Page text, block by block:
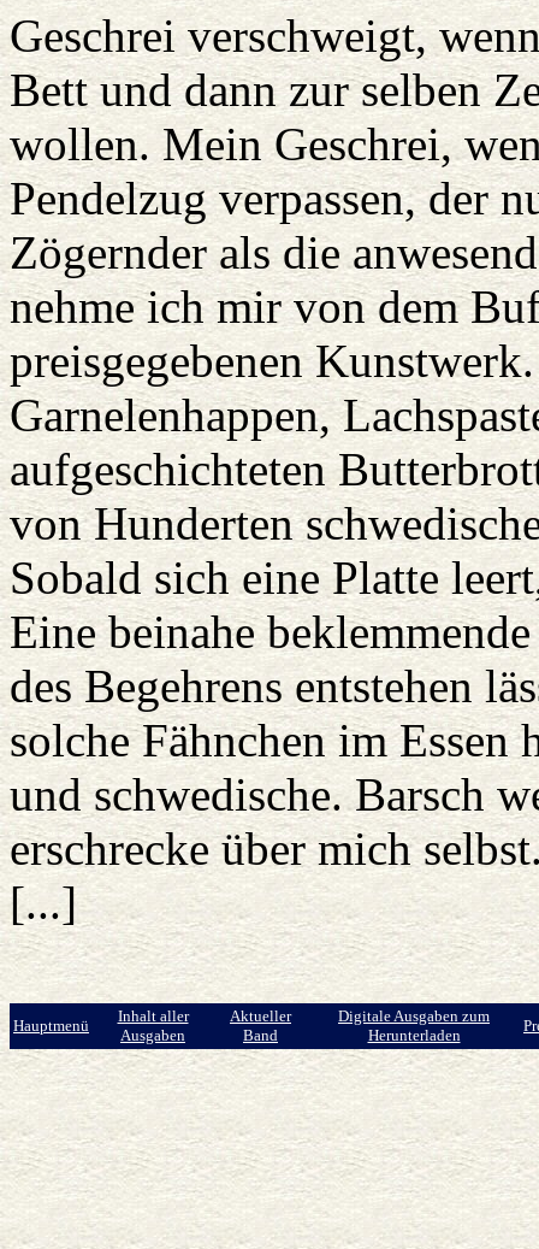
Geschrei verschweigt,
Bett und dann zur selben
wollen. Mein Geschrei,
Pendelzug verpassen, der
Zögernder als die
nehme ich mir von dem
preisgegebenen
Garnelenhappen,
aufgeschichteten
von Hunderten
Sobald sich eine Platte
Eine beinahe
des Begehrens entstehen
solche Fähnchen im
und schwedische. Barsch
erschrecke über mich
[...]
Hauptmenü
Inhalt aller
Ausgaben
Aktueller
Band
Digitale Ausgaben zum
Herunterladen